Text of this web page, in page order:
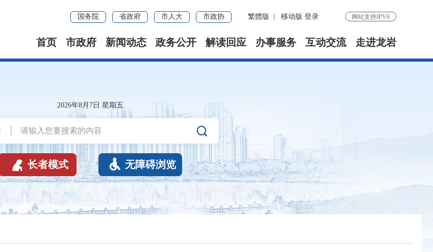
国务院 省政府 市人大 市政协 繁體版 移动版 登录 网站支持IPV6
首页 市政府 新闻动态 政务公开 解读回应 办事服务 互动交流 走进龙岩
2026年8月7日 星期五

 长者模式  无障碍浏览